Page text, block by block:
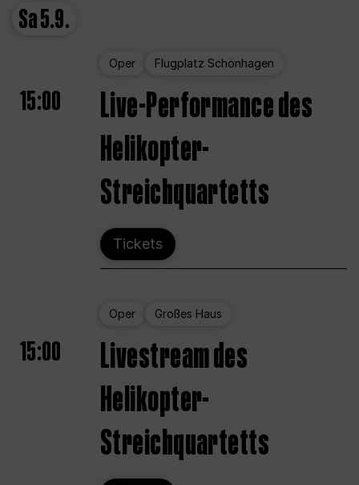
Sa5.9.
Oper Flugplatz Schönhagen
15:00
Live-Performance des
Helikopter-
Streichquartetts
Tickets
Oper Großes Haus
15:00
Livestream des
Helikopter-
Streichquartetts